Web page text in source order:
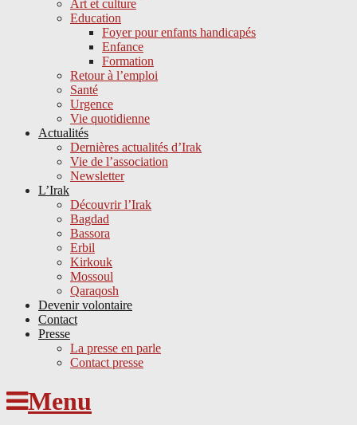
Art et culture
Education
Foyer pour enfants handicapés
Enfance
Formation
Retour à l’emploi
Santé
Urgence
Vie quotidienne
Actualités
Dernières actualités d’Irak
Vie de l’association
Newsletter
L’Irak
Découvrir l’Irak
Bagdad
Bassora
Erbil
Kirkouk
Mossoul
Qaraqosh
Devenir volontaire
Contact
Presse
La presse en parle
Contact presse
Skip
to
content
Menu